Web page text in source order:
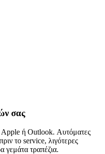
σας
ή Outlook. Αυτόματες
το service, λιγότερες
γεμάτα τραπέζια.